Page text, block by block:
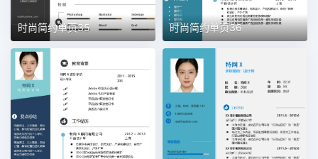
时尚简约单页35 时尚简约单页36